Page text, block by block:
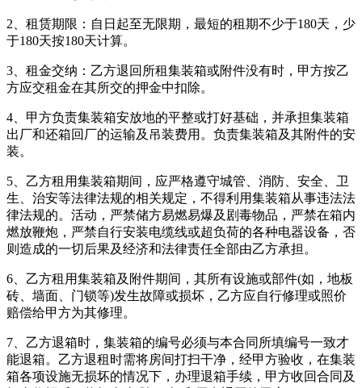
2、租赁期限：自日起至无限期，最短的租期不少于180天，少
于180天按180天计算。
3、租金交纳：乙方退回所租集装箱或附件没有时，甲方按乙
方应交租金在其所交的押金中扣除。
4、甲方负责集装箱安放地的平整或打好基础，并承担集装箱
出厂和还箱回厂的运输及吊装费用。负责集装箱及其附件的安
装。
5、乙方租用集装箱期间，应严格遵守城管、消防、安全、卫
生、治安等法律法规的相关规定，不得利用集装箱从事违法法
律法规的。活动，严禁储方易燃易爆及剧毒物品，严禁在箱内
燃放鞭炮，严禁自行安装电缆线或超负荷的各种电器设备，否
则造成的一切后果及经济和法律责任全部由乙方承担。
6、乙方租用集装箱及附件期间，其所有设施或部件(如，地板
砖、墙面、门锁等)发生故障或损坏，乙方应自行修理或照价
赔偿给甲方为其修理。
7、乙方退箱时，集装箱的编号必须与本合同所填编号一致才
能退箱。乙方退租时需将房间打扫干净，经甲方验收，在集装
箱各项设施无损坏的情况下，办理退箱手续，甲方收回合同及